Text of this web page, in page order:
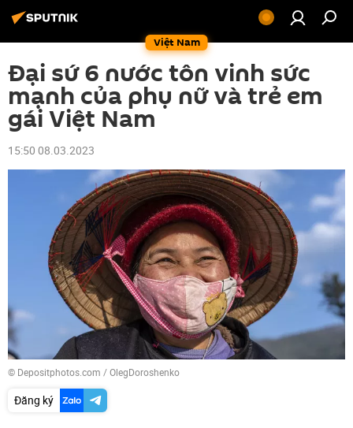
Việt Nam
Đại sứ 6 nước tôn vinh sức
mạnh của phụ nữ và trẻ em
gái Việt Nam
15:50 08.03.2023
© Depositphotos.com / OlegDoroshenko
Đăng ký